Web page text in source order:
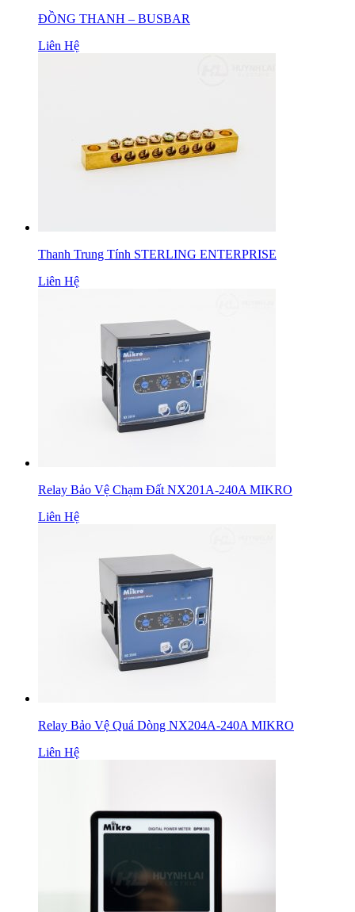
ĐỒNG THANH – BUSBAR
Liên Hệ
Thanh Trung Tính STERLING ENTERPRISE
Liên Hệ
Relay Bảo Vệ Chạm Đất NX201A-240A MIKRO
Liên Hệ
Relay Bảo Vệ Quá Dòng NX204A-240A MIKRO
Liên Hệ